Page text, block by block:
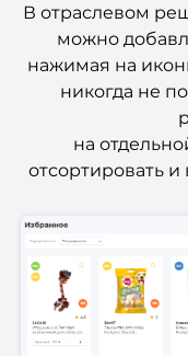
В отраслевом
можно
нажимая на
никогда не
на
отсортировать